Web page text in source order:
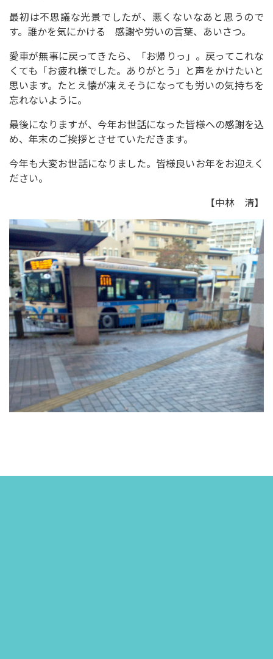
最初は不思議な光景でしたが、悪くないなあと思うので
す。誰かを気にかける 感謝や労いの言葉、あいさつ。
愛車が無事に戻ってきたら、「お帰りっ」。戻ってこれな
くても「お疲れ様でした。ありがとう」と声をかけたいと
思います。たとえ懐が凍えそうになっても労いの気持ちを
忘れないように。
最後になりますが、今年お世話になった皆様への感謝を込
め、年末のご挨拶とさせていただきます。
今年も大変お世話になりました。皆様良いお年をお迎えく
ださい。
【中林 清】